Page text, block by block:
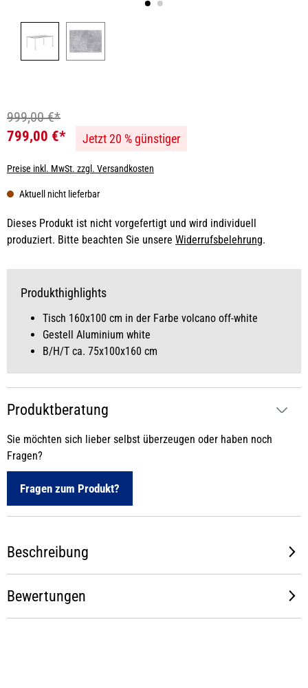
Produkthighlights
Tisch 160x100 cm in der Farbe volcano off-white
Gestell Aluminium white
B/H/T ca. 75x100x160 cm
999,00 €*
799,00 €*
Jetzt 20 % günstiger
Preise inkl. MwSt. zzgl. Versandkosten
Aktuell nicht lieferbar
Dieses Produkt ist nicht vorgefertigt und wird individuell
produziert. Bitte beachten Sie unsere Widerrufsbelehrung.
Produktberatung
Sie möchten sich lieber selbst überzeugen oder haben noch
Fragen?
Fragen zum Produkt?
Beschreibung
Bewertungen